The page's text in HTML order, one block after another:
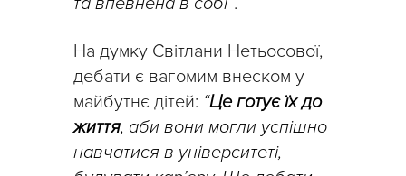
На думку Світлани Нетьосової,
дебати є вагомим внеском у
майбутнє дітей: “Це готує їх до
життя, аби вони могли успішно
навчатися в університеті,